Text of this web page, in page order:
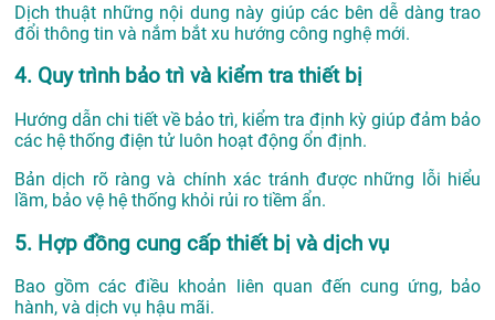
Dịch thuật những nội dung này giúp các bên dễ dàng trao
đổi thông tin và nắm bắt xu hướng công nghệ mới.
4. Quy trình bảo trì và kiểm tra thiết bị
Hướng dẫn chi tiết về bảo trì, kiểm tra định kỳ giúp đảm bảo
các hệ thống điện tử luôn hoạt động ổn định.
Bản dịch rõ ràng và chính xác tránh được những lỗi hiểu
lầm, bảo vệ hệ thống khỏi rủi ro tiềm ẩn.
5. Hợp đồng cung cấp thiết bị và dịch vụ
Bao gồm các điều khoản liên quan đến cung ứng, bảo
hành, và dịch vụ hậu mãi.